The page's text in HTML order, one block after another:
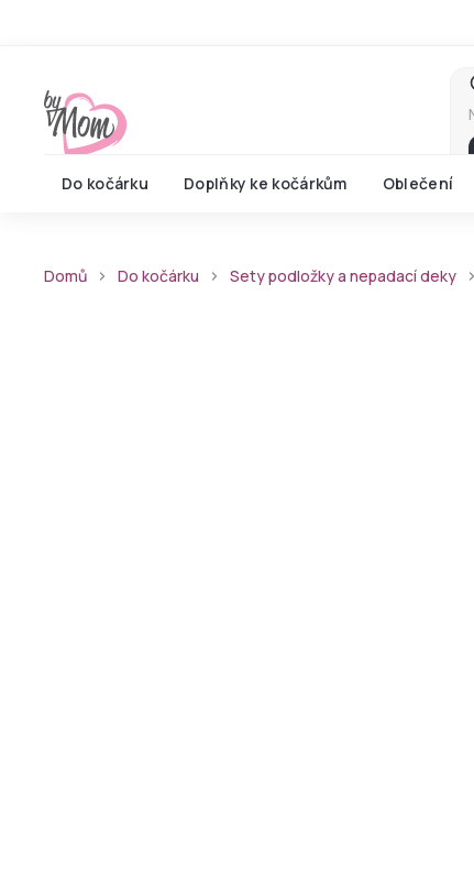
Do kočárku Doplňky ke kočárkům Oblečení
Domů Do kočárku Sety podložky a nepadací deky